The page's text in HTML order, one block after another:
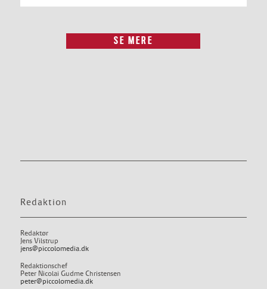
SE MERE
Redaktion
Redaktør
Jens Vilstrup
jens@piccolomedia.dk
Redaktionschef
Peter Nicolai Gudme Christensen
peter@piccolomedia.dk